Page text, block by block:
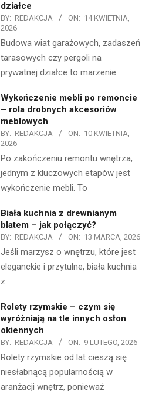
działce
BY: REDAKCJA ON: 14 KWIETNIA,
2026
Budowa wiat garażowych, zadaszeń
tarasowych czy pergoli na
prywatnej działce to marzenie
Wykończenie mebli po remoncie
– rola drobnych akcesoriów
meblowych
BY: REDAKCJA ON: 10 KWIETNIA,
2026
Po zakończeniu remontu wnętrza,
jednym z kluczowych etapów jest
wykończenie mebli. To
Biała kuchnia z drewnianym
blatem – jak połączyć?
BY: REDAKCJA ON: 13 MARCA, 2026
Jeśli marzysz o wnętrzu, które jest
eleganckie i przytulne, biała kuchnia
z
Rolety rzymskie – czym się
wyróżniają na tle innych osłon
okiennych
BY: REDAKCJA ON: 9 LUTEGO, 2026
Rolety rzymskie od lat cieszą się
niesłabnącą popularnością w
aranżacji wnętrz, ponieważ